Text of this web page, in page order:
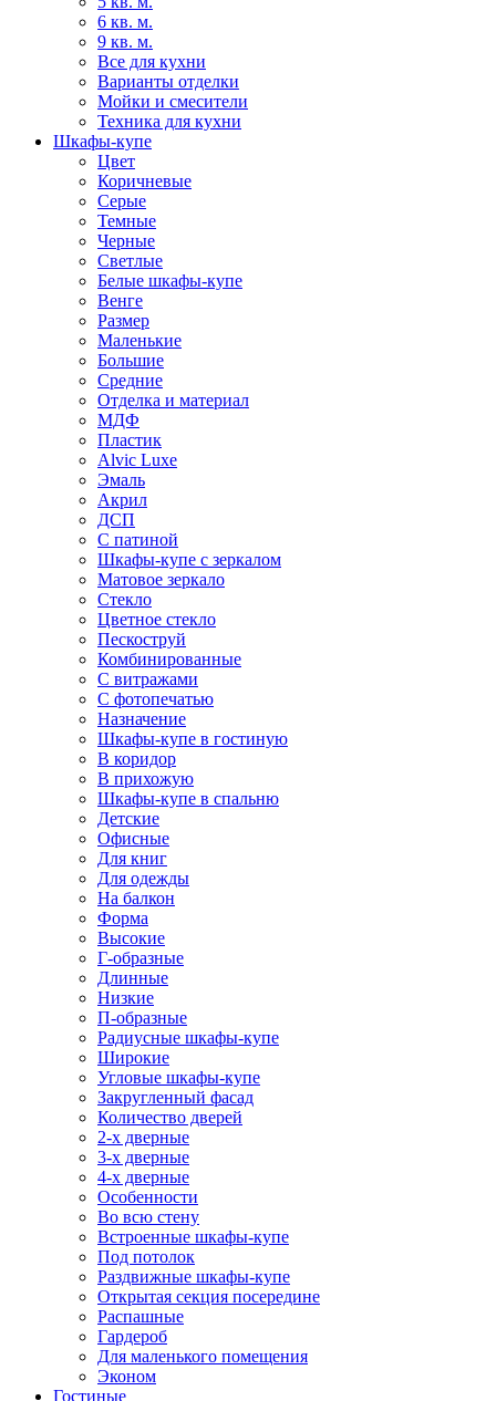
6 кв. м.
9 кв. м.
Все для кухни
Варианты отделки
Мойки и смесители
Техника для кухни
Шкафы-купе
Цвет
Коричневые
Серые
Темные
Черные
Светлые
Белые шкафы-купе
Венге
Размер
Маленькие
Большие
Средние
Отделка и материал
МДФ
Пластик
Alvic Luxe
Эмаль
Акрил
ДСП
С патиной
Шкафы-купе с зеркалом
Матовое зеркало
Стекло
Цветное стекло
Пескоструй
Комбинированные
С витражами
С фотопечатью
Назначение
Шкафы-купе в гостиную
В коридор
В прихожую
Шкафы-купе в спальню
Детские
Офисные
Для книг
Для одежды
На балкон
Форма
Высокие
Г-образные
Длинные
Низкие
П-образные
Радиусные шкафы-купе
Широкие
Угловые шкафы-купе
Закругленный фасад
Количество дверей
2-х дверные
3-х дверные
4-х дверные
Особенности
Во всю стену
Встроенные шкафы-купе
Под потолок
Раздвижные шкафы-купе
Открытая секция посередине
Распашные
Гардероб
Для маленького помещения
Эконом
Гостиные